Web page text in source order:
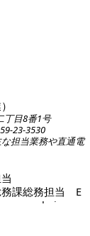
丁目8番1号
23-3530
担当業務や直通電
務課総務担当 E